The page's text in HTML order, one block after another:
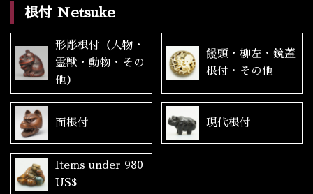
根付 Netsuke
形彫根付（人物・
霊獣・動物・その
他）
饅頭・柳左・鏡蓋
根付・その他
面根付 現代根付
Items under 980
US$